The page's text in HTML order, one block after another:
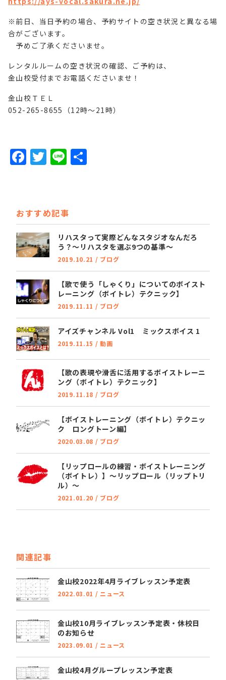
※前日、当日予約の場合、予約サイトの空き状況と異なる場
合がございます。
予めご了承くださいませ。
レンタルルームの空き状況の確認、ご予約は、
金山校受付までお電話くださいませ！
金山校ＴＥＬ
052-265-8655（12時～21時）
F
a
e
b
o
o
k
T
w
t
e
r
Li
n
おすすめ記事
リハスタって実際どんなスタジオなんだろ
う？～リハスタを選ぶ9つの基準～
2019.10.21 / ブログ
【歌で使う「しゃくり」についてのボイスト
レーニング（ボイトレ）テクニック】
2019.11.11 / ブログ
アイズチャンネル Vol1 ミックスボイス 1
2019.11.15 /動画
【歌の表現や滑舌に活用するボイストレーニ
ング（ボイトレ）テクニック】
2019.11.18 / ブログ
【ボイストレーニング（ボイトレ）テクニッ
ク ロングトーン編】
2020.03.08 / ブログ
【リップロールの練習・ボイストレーニング
（ボイトレ）】～リップロール（リップトリ
ル）～
2021.01.20 / ブログ
関連記事
金山校2022年4月ライブレッスン予定表
2022.03.01 / ニュース
金山校10月ライブレッスン予定表・休校日
のお知らせ
2023.09.01 / ニュース
金山校4月グループレッスン予定表